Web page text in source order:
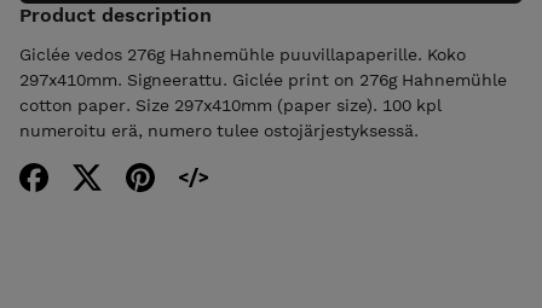
Product description
Giclée vedos 276g Hahnemühle puuvillapaperille. Koko
297x410mm. Signeerattu. Giclée print on 276g Hahnemühle
cotton paper. Size 297x410mm (paper size). 100 kpl
numeroitu erä, numero tulee ostojärjestyksessä.